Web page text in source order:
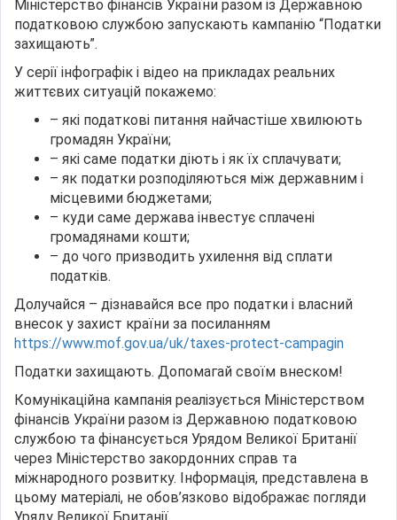
Міністерство фінансів України разом із Державною
податковою службою запускають кампанію “Податки
захищають”.
У серії інфографік і відео на прикладах реальних
життєвих ситуацій покажемо:
– які податкові питання найчастіше хвилюють
громадян України;
– які саме податки діють і як їх сплачувати;
– як податки розподіляються між державним і
місцевими бюджетами;
– куди саме держава інвестує сплачені
громадянами кошти;
– до чого призводить ухилення від сплати
податків.
Долучайся – дізнавайся все про податки і власний
внесок у захист країни за посиланням
https://www.mof.gov.ua/uk/taxes-protect-campagin
Податки захищають. Допомагай своїм внеском!
Комунікаційна кампанія реалізується Міністерством
фінансів України разом із Державною податковою
службою та фінансується Урядом Великої Британії
через Міністерство закордонних справ та
міжнародного розвитку. Інформація, представлена в
цьому матеріалі, не обов’язково відображає погляди
Уряду Великої Британії.